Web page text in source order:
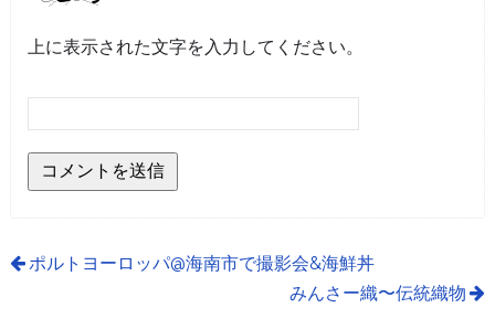
上に表示された文字を入力してください。
ポルトヨーロッパ@海南市で撮影会&海鮮丼
みんさー織〜伝統織物